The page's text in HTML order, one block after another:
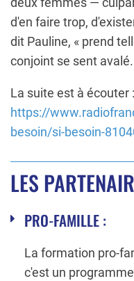
d'en faire trop,
dit Pauline, « prend
conjoint se sent
La suite est à écouter :
https://
besoin/si-besoin-
LES
PRO-FAMILLE :
La formation pro-
c'est un